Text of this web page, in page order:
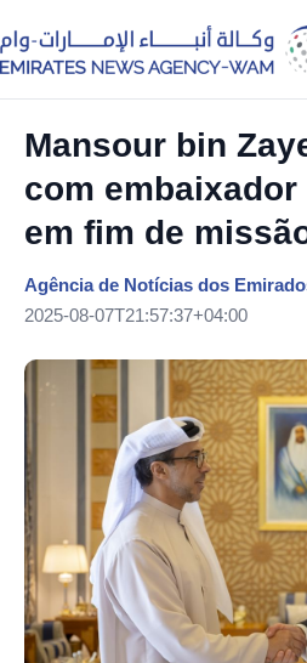
Mansour bin
com embaixador
em fim de
Agência de Notícias dos
2025-08-07T21:57:37+04:00